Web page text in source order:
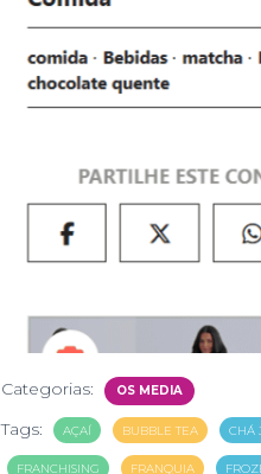
Categorias: OS MEDIA
Tags: AÇAÍ BUBBLE TEA CHÁ
FRANCHISING FRANQUIA